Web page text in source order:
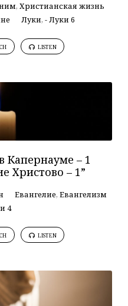
, Христианская жизнь
Луки, - Луки 6
LISTEN
Капернауме – 1
Христово – 1”
Евангелие, Евангелизм
4
LISTEN